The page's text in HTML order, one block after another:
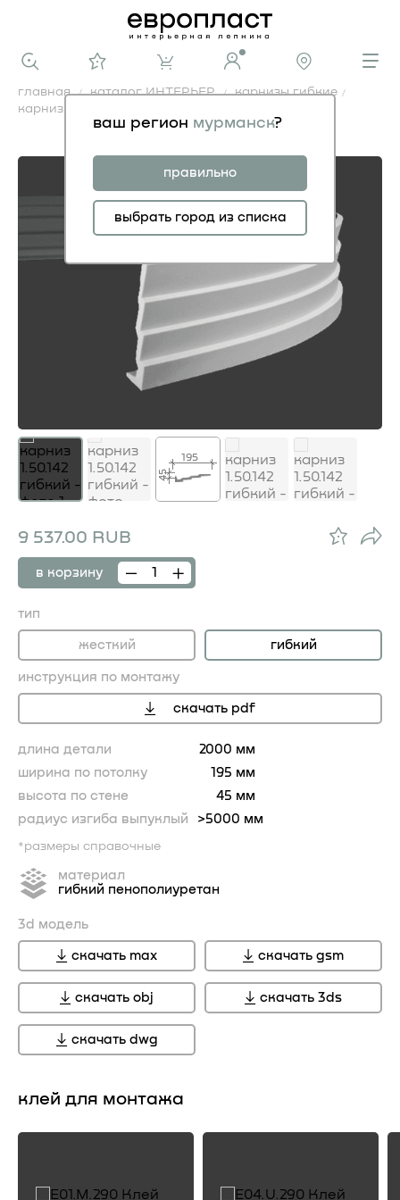
ваш регион мурманск?
правильно
выбрать город из списка
главная каталог ИНТЕРЬЕР
карнизы гибкие
карниз 1.50.142 гибкий
карниз 1.50.142 гибкий
195
45
9 537.00 RUB
в корзину
тип
жесткий гибкий
инструкция по монтажу
скачать pdf
длина детали
2000 мм
ширина по потолку
195 мм
высота по стене
45 мм
радиус изгиба выпуклый
>5000 мм
*размеры справочные
материал
гибкий пенополиуретан
3d модель
скачать max скачать gsm
скачать obj скачать 3ds
скачать dwg
клей для монтажа